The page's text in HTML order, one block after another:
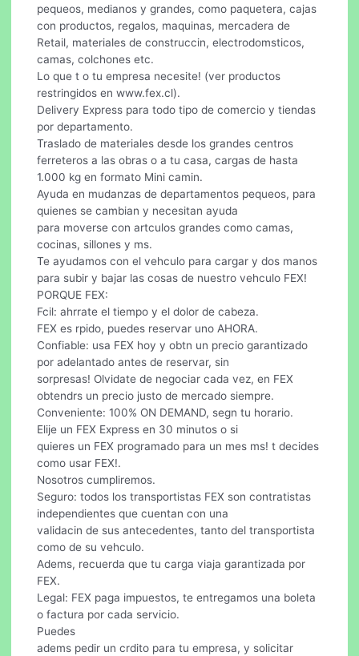
pequeos, medianos y grandes, como paquetera, cajas
con productos, regalos, maquinas, mercadera de
Retail, materiales de construccin, electrodomsticos,
camas, colchones etc.
Lo que t o tu empresa necesite! (ver productos
restringidos en www.fex.cl).
Delivery Express para todo tipo de comercio y tiendas
por departamento.
Traslado de materiales desde los grandes centros
ferreteros a las obras o a tu casa, cargas de hasta
1.000 kg en formato Mini camin.
Ayuda en mudanzas de departamentos pequeos, para
quienes se cambian y necesitan ayuda
para moverse con artculos grandes como camas,
cocinas, sillones y ms.
Te ayudamos con el vehculo para cargar y dos manos
para subir y bajar las cosas de nuestro vehculo FEX!
PORQUE FEX:
Fcil: ahrrate el tiempo y el dolor de cabeza.
FEX es rpido, puedes reservar uno AHORA.
Confiable: usa FEX hoy y obtn un precio garantizado
por adelantado antes de reservar, sin
sorpresas! Olvidate de negociar cada vez, en FEX
obtendrs un precio justo de mercado siempre.
Conveniente: 100% ON DEMAND, segn tu horario.
Elije un FEX Express en 30 minutos o si
quieres un FEX programado para un mes ms! t decides
como usar FEX!.
Nosotros cumpliremos.
Seguro: todos los transportistas FEX son contratistas
independientes que cuentan con una
validacin de sus antecedentes, tanto del transportista
como de su vehculo.
Adems, recuerda que tu carga viaja garantizada por
FEX.
Legal: FEX paga impuestos, te entregamos una boleta
o factura por cada servicio.
Puedes
adems pedir un crdito para tu empresa, y solicitar